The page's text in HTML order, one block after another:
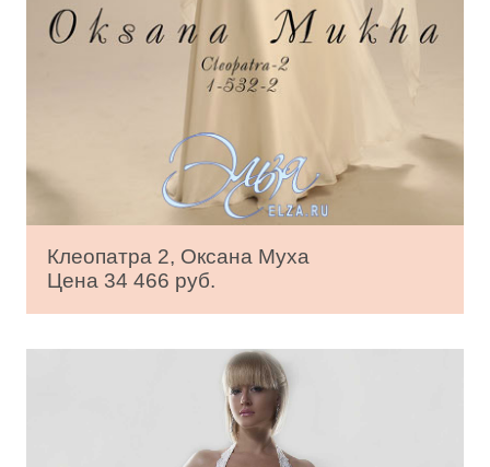
Клеопатра 2, Оксана Муха
Цена 34 466 руб.